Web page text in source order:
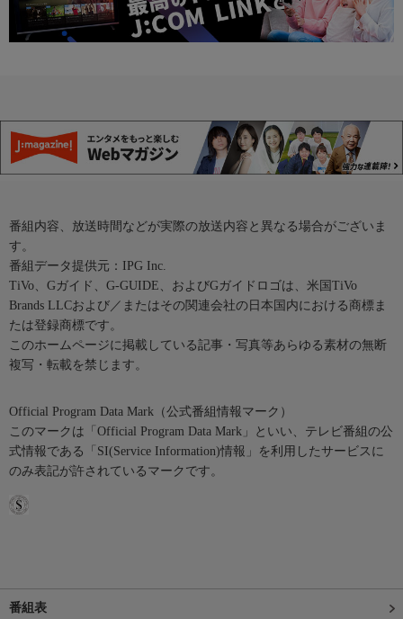
番組内容、放送時間などが実際の放送内容と異なる場合がございま
す。
番組データ提供元：IPG Inc.
TiVo、Gガイド、G-GUIDE、およびGガイドロゴは、米国TiVo
Brands LLCおよび／またはその関連会社の日本国内における商標ま
たは登録商標です。
このホームページに掲載している記事・写真等あらゆる素材の無断
複写・転載を禁じます。
Official Program Data Mark（公式番組情報マーク）
このマークは「Official Program Data Mark」といい、テレビ番組の公
式情報である「SI(Service Information)情報」を利用したサービスに
のみ表記が許されているマークです。
番組表